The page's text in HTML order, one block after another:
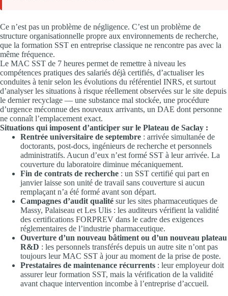
Ce n’est pas un problème de négligence. C’est un problème de
structure organisationnelle propre aux environnements de recherche,
que la formation SST en entreprise classique ne rencontre pas avec la
même fréquence.
Le MAC SST de 7 heures permet de remettre à niveau les
compétences pratiques des salariés déjà certifiés, d’actualiser les
conduites à tenir selon les évolutions du référentiel INRS, et surtout
d’analyser les situations à risque réellement observées sur le site depuis
le dernier recyclage — une substance mal stockée, une procédure
d’urgence méconnue des nouveaux arrivants, un DAE dont personne
ne connaît l’emplacement exact.
Situations qui imposent d’anticiper sur le Plateau de Saclay :
Rentrée universitaire de septembre : arrivée simultanée de
doctorants, post-docs, ingénieurs de recherche et personnels
administratifs. Aucun d’eux n’est formé SST à leur arrivée. La
couverture du laboratoire diminue mécaniquement.
Fin de contrats de recherche : un SST certifié qui part en
janvier laisse son unité de travail sans couverture si aucun
remplaçant n’a été formé avant son départ.
Campagnes d’audit qualité sur les sites pharmaceutiques de
Massy, Palaiseau et Les Ulis : les auditeurs vérifient la validité
des certifications FORPREV dans le cadre des exigences
réglementaires de l’industrie pharmaceutique.
Ouverture d’un nouveau bâtiment ou d’un nouveau plateau
R&D : les personnels transférés depuis un autre site n’ont pas
toujours leur MAC SST à jour au moment de la prise de poste.
Prestataires de maintenance récurrents : leur employeur doit
assurer leur formation SST, mais la vérification de la validité
avant chaque intervention incombe à l’entreprise d’accueil.